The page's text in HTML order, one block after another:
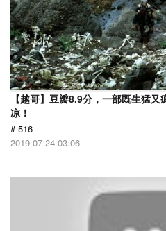
【越哥】豆瓣8.9分，一部既生猛
凉！
# 516
2019-07-24 03:06